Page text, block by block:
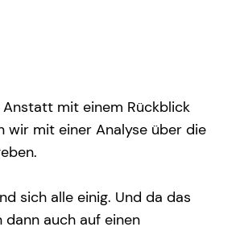
mit einem Rückblick
wir mit einer Analyse über die
sich alle einig. Und da das
auch auf einen